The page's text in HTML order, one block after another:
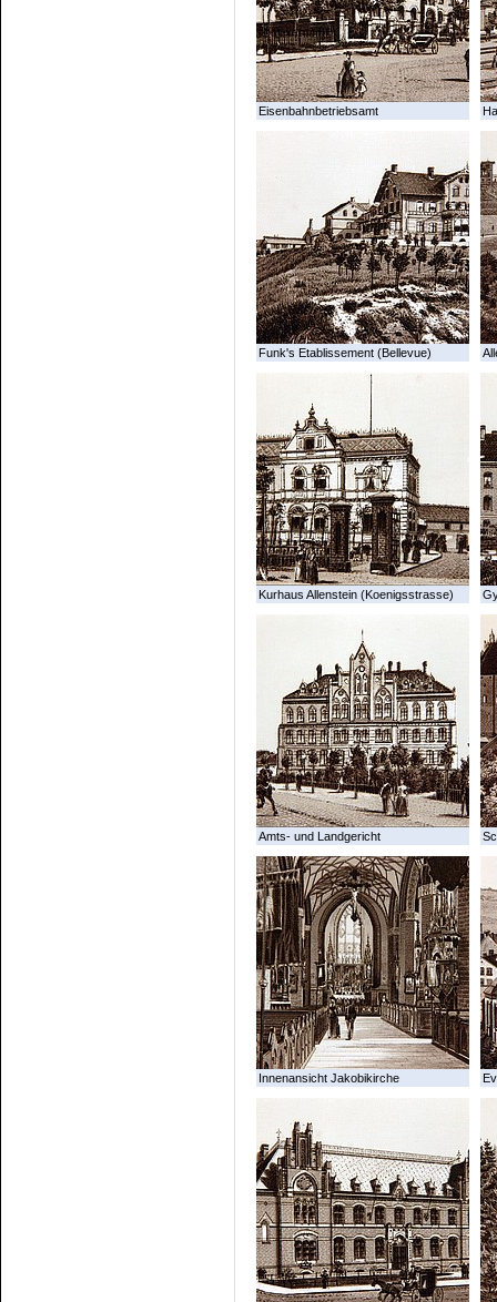
Eisenbahnbetriebsamt
Funk's Etablissement (Bellevue)
Kurhaus Allenstein (Koenigsstrasse)
Amts- und Landgericht
Innenansicht Jakobikirche